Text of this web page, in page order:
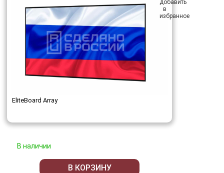
EliteBoard Array
В наличии
В КОРЗИНУ